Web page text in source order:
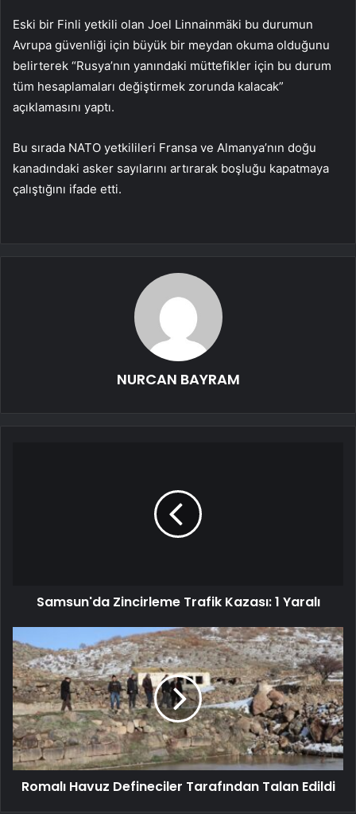
Eski bir Finli yetkili olan Joel Linnainmäki bu durumun
Avrupa güvenliği için büyük bir meydan okuma olduğunu
belirterek “Rusya’nın yanındaki müttefikler için bu durum
tüm hesaplamaları değiştirmek zorunda kalacak”
açıklamasını yaptı.
Bu sırada NATO yetkilileri Fransa ve Almanya’nın doğu
kanadındaki asker sayılarını artırarak boşluğu kapatmaya
çalıştığını ifade etti.
NURCAN BAYRAM
Samsun'da Zincirleme Trafik Kazası: 1 Yaralı
Romalı Havuz Defineciler Tarafından Talan Edildi